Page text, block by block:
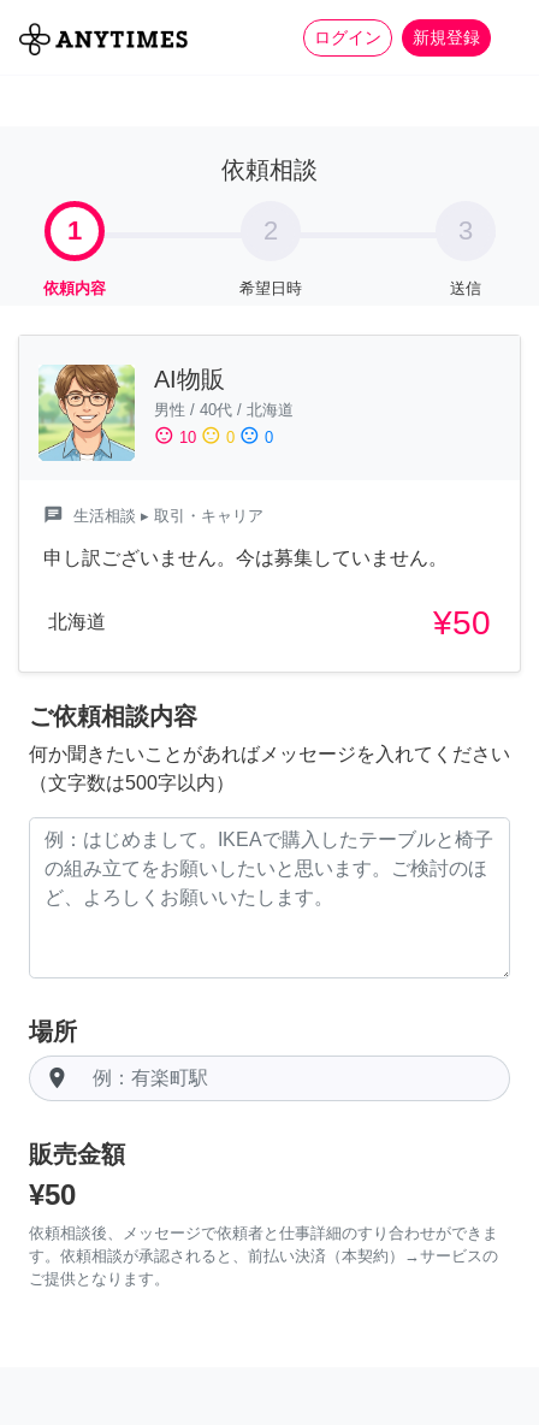
ログイン 新規登録
全て 家事 more_horiz
依頼相談
1
依頼内容
2
希望日時
3
送信
AI物販
男性 / 40代 / 北海道
sentiment_satisfied 10 sentiment_neutral 0 sentiment_dissatisfied 0
chat 生活相談 ▸ 取引・キャリア
申し訳ございません。今は募集していません。
北海道 ¥50
ご依頼相談内容
何か聞きたいことがあればメッセージを入れてください
（文字数は500字以内）
場所
room
販売金額
¥50
依頼相談後、メッセージで依頼者と仕事詳細のすり合わせができま
す。依頼相談が承認されると、前払い決済（本契約）→サービスの
ご提供となります。